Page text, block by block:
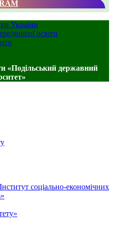
України
освіти
«Подільський державний
соціально-економічних